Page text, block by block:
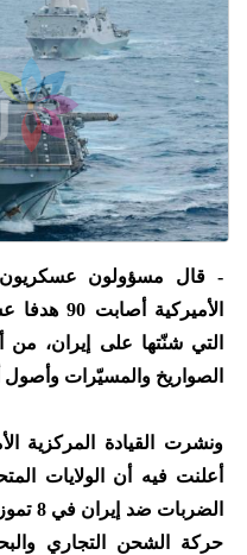
- قال مسؤولون عسكريون
الأميركية
التي شنّتها على إيران،
الصواريخ والمسيّرات
ونشرت القيادة المركزية
أعلنت فيه أن الولايات
حركة الشحن التجاري